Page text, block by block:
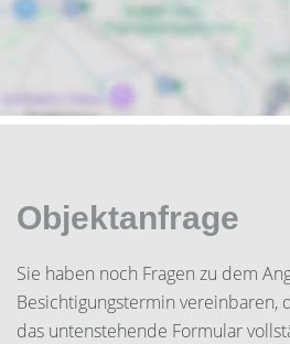
Objektanfrage
Sie haben noch Fragen zu dem
Besichtigungstermin vereinbaren,
das untenstehende Formular